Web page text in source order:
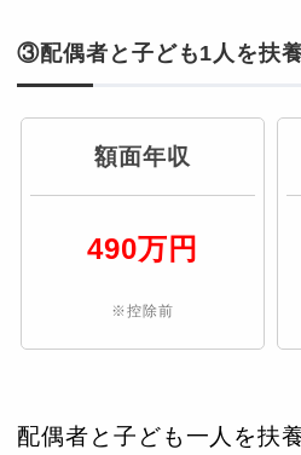
③配偶者と子ども1人を扶
額面年収
490万円
※控除前
配偶者と子ども一人を扶